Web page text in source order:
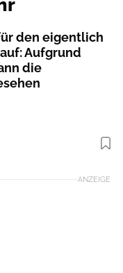
den eigentlich
Aufgrund
die
Foto: istockphoto.com
ANZEIGE